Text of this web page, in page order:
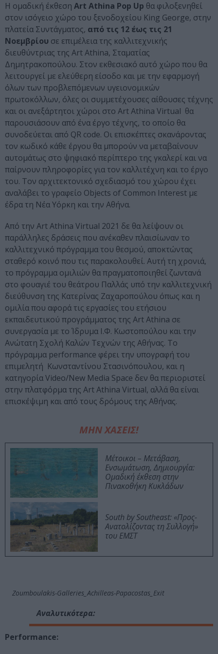
Η ομαδική έκθεση Art Athina Pop Up θα φιλοξενηθεί
στον ισόγειο χώρο του ξενοδοχείου King George, στην
πλατεία Συντάγματος, από τις 12 έως τις 21
Νοεμβρίου σε επιμέλεια της καλλιτεχνικής
διευθύντριας της Art Athina, Σταματίας
Δημητρακοπούλου. Στον εκθεσιακό αυτό χώρο που θα
λειτουργεί με ελεύθερη είσοδο και με την εφαρμογή
όλων των προβλεπόμενων υγειονομικών
πρωτοκόλλων, όλες οι συμμετέχουσες αίθουσες τέχνης
και οι ανεξάρτητοι χώροι στο Art Athina Virtual θα
παρουσιάσουν από ένα έργο τέχνης, το οποίο θα
συνοδεύεται από QR code. Οι επισκέπτες σκανάροντας
τον κωδικό κάθε έργου θα μπορούν να μεταβαίνουν
αυτομάτως στο ψηφιακό περίπτερο της γκαλερί και να
παίρνουν πληροφορίες για τον καλλιτέχνη και το έργο
του. Τον αρχιτεκτονικό σχεδιασμό του χώρου έχει
αναλάβει το γραφείο Objects of Common Interest με
έδρα τη Νέα Υόρκη και την Αθήνα.
Από την Αrt Athina Virtual 2021 δε θα λείψουν οι
παράλληλες δράσεις που ανέκαθεν πλαισίωναν το
καλλιτεχνικό πρόγραμμα του θεσμού, αποκτώντας
σταθερό κοινό που τις παρακολουθεί. Αυτή τη χρονιά,
το πρόγραμμα ομιλιών θα πραγματοποιηθεί ζωντανά
στο φουαγιέ του θεάτρου Παλλάς υπό την καλλιτεχνική
διεύθυνση της Κατερίνας Ζαχαροπούλου όπως και η
ομιλία που αφορά τις εργασίες του ετήσιου
εκπαιδευτικού προγράμματος της Art Athina σε
συνεργασία με το Ίδρυμα Ι.Φ. Κωστοπούλου και την
Ανώτατη Σχολή Καλών Τεχνών της Αθήνας. Το
πρόγραμμα performance φέρει την υπογραφή του
επιμελητή Κωνσταντίνου Στασινόπουλου, και η
κατηγορία Video/New Media Space δεν θα περιοριστεί
στην πλατφόρμα της Art Athina Virtual, αλλά θα είναι
επισκέψιμη και από τους δρόμους της Αθήνας.
ΜΗΝ ΧΑΣΕΙΣ!
Μέτοικοι – Μετάβαση,
Ενσωμάτωση, Δημιουργία:
Ομαδική έκθεση στην
Πινακοθήκη Κυκλάδων
South by Southeast: «Προς-
Ανατολίζοντας τη Συλλογή»
του ΕΜΣΤ
Zoumboulakis-Galleries_Achilleas-Papacostas_Exit
Αναλυτικότερα:
Performance: